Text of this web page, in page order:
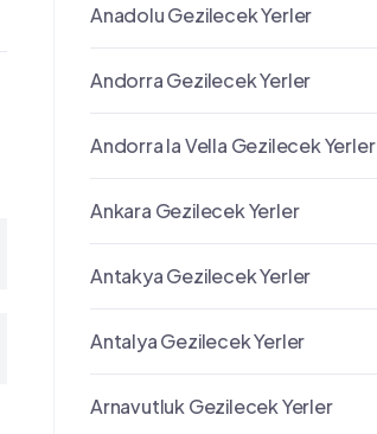
Anadolu Gezilecek Yerler
Andorra Gezilecek Yerler
Andorra la Vella Gezilecek Yerler
Ankara Gezilecek Yerler
Antakya Gezilecek Yerler
Antalya Gezilecek Yerler
Arnavutluk Gezilecek Yerler